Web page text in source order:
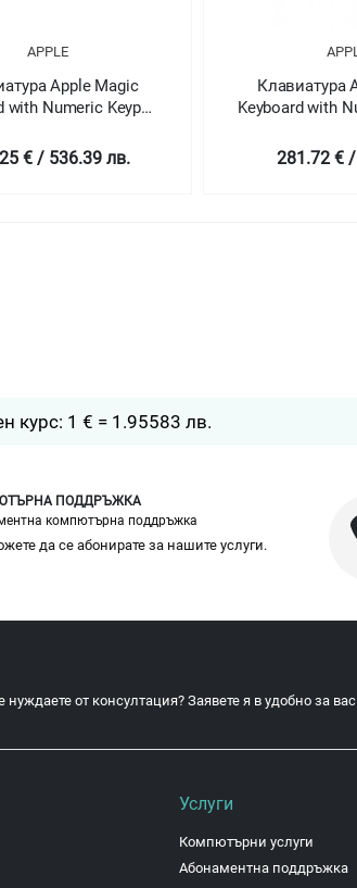
APPLE
Apple Magic
with Numeric Keypad
€ / 536.39 лв.
Клавиатура
Keyboard with
281.72 €
курс: 1 € = 1.95583 лв.
ПОДДРЪЖКА
компютърна поддръжка
да се абонирате за нашите услуги.
от консултация? Заявете я в удобно за
Услуги
Компютърни услуги
Абонаментна поддръжка